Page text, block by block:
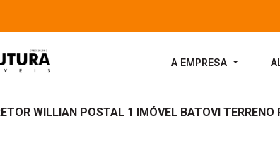
A EMPRESA
WILLIAN POSTAL 1 IMÓVEL BATOVI